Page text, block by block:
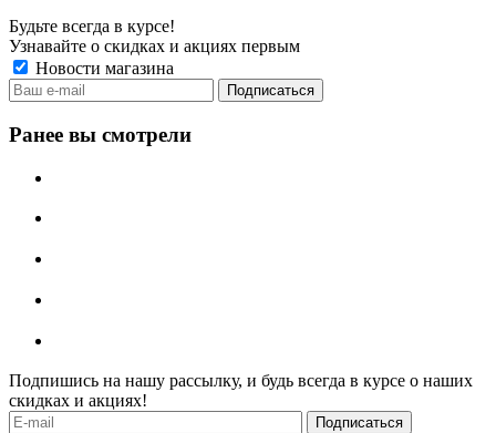
Будьте всегда в курсе!
Узнавайте о скидках и акциях первым
Новости магазина
Ранее вы смотрели
Подпишись на нашу рассылку, и будь всегда в курсе о наших
скидках и акциях!